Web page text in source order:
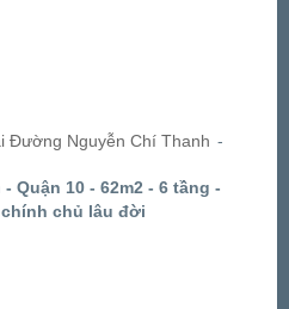
Đường Nguyễn Chí Thanh -
Quận 10 - 62m2 - 6 tầng -
chủ lâu đời